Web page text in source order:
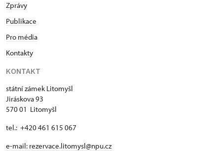
Zprávy
Publikace
Pro média
Kontakty
KONTAKT
státní zámek Litomyšl
Jiráskova 93
570 01 Litomyšl
tel.: +420 461 615 067
e-mail: rezervace.litomysl@npu.cz